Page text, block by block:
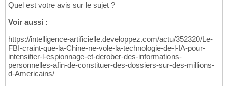
Quel est votre avis sur le sujet ?
Voir aussi :
https://intelligence-artificielle.developpez.com/actu/352320/Le-
FBI-craint-que-la-Chine-ne-vole-la-technologie-de-l-IA-pour-
intensifier-l-espionnage-et-derober-des-informations-
personnelles-afin-de-constituer-des-dossiers-sur-des-millions-
d-Americains/